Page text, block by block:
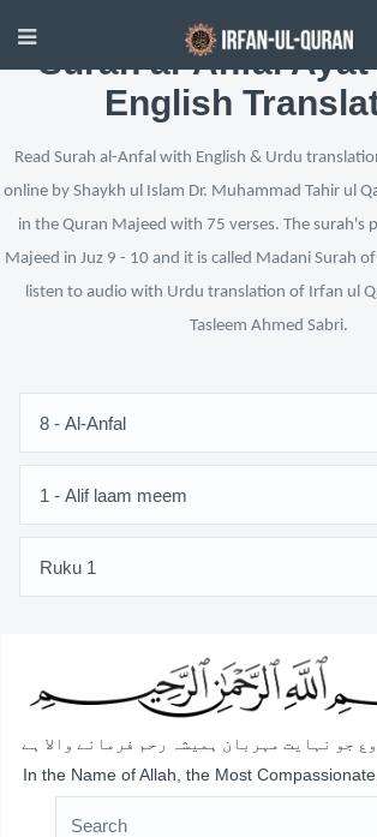
Surah al-Anfal
English
Read Surah al-Anfal with English & Urdu
online by Shaykh ul Islam Dr. Muhammad Tahir ul
in the Quran Majeed with 75 verses. The surah's
Majeed in Juz 9 - 10 and it is called Madani Surah
listen to audio with Urdu translation of Irfan ul
Tasleem Ahmed Sabri.
جو نہایت مہربان ہمیشہ رحم فرمانے والا ہے
In the Name of Allah, the Most